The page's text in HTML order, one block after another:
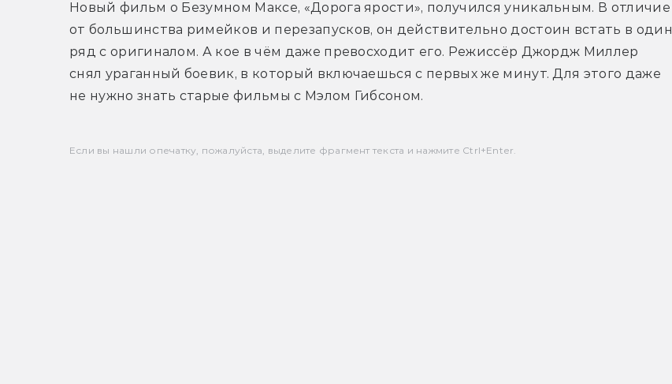
Новый фильм о Безумном Максе, «Дорога ярости», получился уникальным. В отличие
от большинства римейков и перезапусков, он действительно достоин встать в один
ряд с оригиналом. А кое в чём даже превосходит его. Режиссёр Джордж Миллер
снял ураганный боевик, в который включаешься с первых же минут. Для этого даже
не нужно знать старые фильмы с Мэлом Гибсоном.
Если вы нашли опечатку, пожалуйста, выделите фрагмент текста и нажмите Ctrl+Enter.